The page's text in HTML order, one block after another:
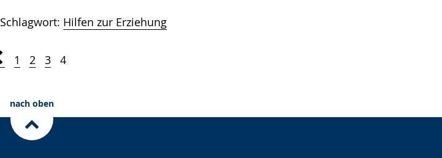
Schlagwort: Hilfen zur Erziehung
1 2 3 4
nach oben